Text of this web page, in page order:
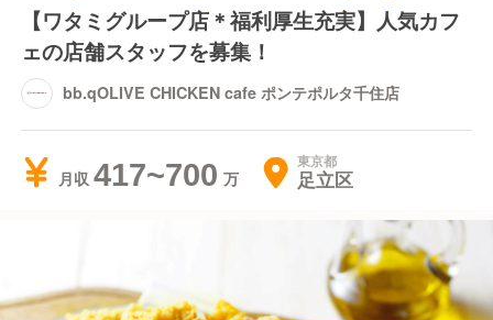
【ワタミグループ店＊福利厚生充実】人気カフ
ェの店舗スタッフを募集！
bb.qOLIVE CHICKEN cafe ポンテポルタ千住店
月収 417~700 東京都
足立区